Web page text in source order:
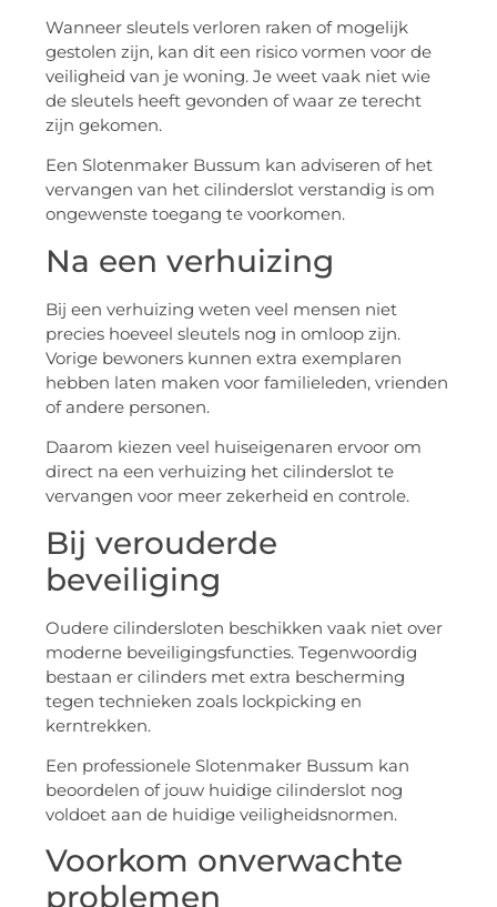
Wanneer sleutels verloren raken of mogelijk
gestolen zijn, kan dit een risico vormen voor de
veiligheid van je woning. Je weet vaak niet wie
de sleutels heeft gevonden of waar ze terecht
zijn gekomen.
Een Slotenmaker Bussum kan adviseren of het
vervangen van het cilinderslot verstandig is om
ongewenste toegang te voorkomen.
Na een verhuizing
Bij een verhuizing weten veel mensen niet
precies hoeveel sleutels nog in omloop zijn.
Vorige bewoners kunnen extra exemplaren
hebben laten maken voor familieleden, vrienden
of andere personen.
Daarom kiezen veel huiseigenaren ervoor om
direct na een verhuizing het cilinderslot te
vervangen voor meer zekerheid en controle.
Bij verouderde
beveiliging
Oudere cilindersloten beschikken vaak niet over
moderne beveiligingsfuncties. Tegenwoordig
bestaan er cilinders met extra bescherming
tegen technieken zoals lockpicking en
kerntrekken.
Een professionele Slotenmaker Bussum kan
beoordelen of jouw huidige cilinderslot nog
voldoet aan de huidige veiligheidsnormen.
Voorkom onverwachte
problemen